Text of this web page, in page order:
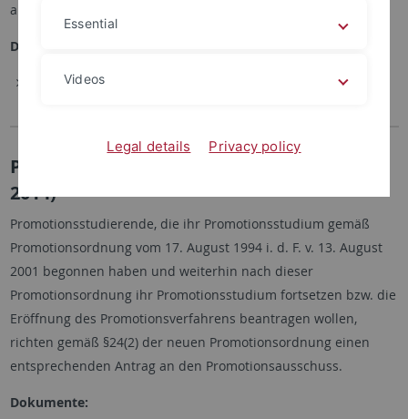
an den Promotionsausschuss.
Dokument:
Promotionsordnung
Promotionsordnung (gültig bis 14. Juli
2014)
Promotionsstudierende, die ihr Promotionsstudium gemäß
Promotionsordnung vom 17. August 1994 i. d. F. v. 13. August
2001 begonnen haben und weiterhin nach dieser
Promotionsordnung ihr Promotionsstudium fortsetzen bzw. die
Eröffnung des Promotionsverfahrens beantragen wollen,
richten gemäß §24(2) der neuen Promotionsordnung einen
entsprechenden Antrag an den Promotionsausschuss.
Dokumente:
Essential
Videos
Legal details Privacy policy